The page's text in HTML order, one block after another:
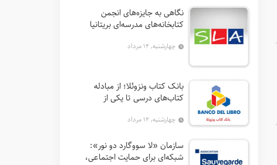
نگاهی به جایزه‌های انجمن
کتابخانه‌های مدرسه‌ای بریتانیا
چهارشنبه, ۱۴ مرداد
بانک کتاب ونزوئلا؛ از مبادله
کتاب‌های درسی تا یکی از
در آمریکای لاتین
چهارشنبه, ۱۴ مرداد
سازمان «لا سووگارد دو نور»:
شبکه‌ای برای حمایت اجتماعی،